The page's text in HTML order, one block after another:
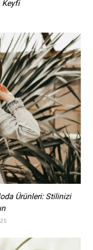
Keyfi
Ürünleri: Stilinizi